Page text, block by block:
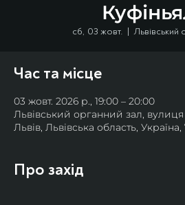
сб, 03 жовт.
  |
Львівський
Час та місце
03 жовт. 2026 р., 19:00 – 20:00
Львівський органний зал,
Львів, Львівська область,
Про захід